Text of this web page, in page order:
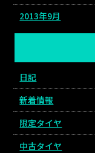
2013年9月
日記
新着情報
限定タイヤ
中古タイヤ